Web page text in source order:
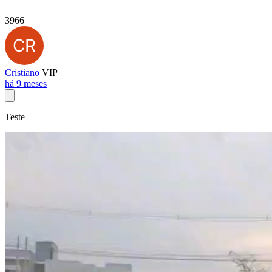
3966
Cristiano VIP
há 9 meses
Teste